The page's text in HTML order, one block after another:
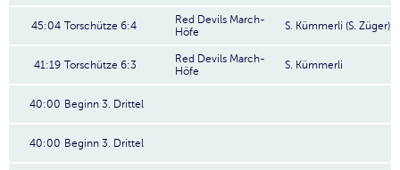
45:04 Torschütze 6:4
Red Devils March-
Höfe
S. Kümmerli (S. Züger)
41:19 Torschütze 6:3
Red Devils March-
Höfe
S. Kümmerli
40:00 Beginn 3. Drittel
40:00 Beginn 3. Drittel